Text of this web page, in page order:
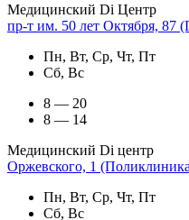
Медицинский Di Центр
пр-т им. 50 лет Октября, 87
Пн, Вт, Ср, Чт, Пт
Сб, Вс
8 — 20
8 — 14
Медицинский Di центр
Оржевского, 1
Пн, Вт, Ср, Чт, Пт
Сб, Вс